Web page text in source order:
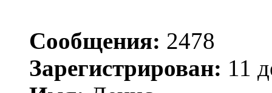
Сообщения: 2478
Зарегистрирован: 11